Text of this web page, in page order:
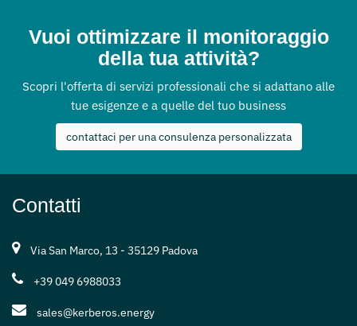
Vuoi ottimizzare il monitoraggio
della tua attività?
Scopri l'offerta di servizi professionali che si adattano alle
tue esigenze e a quelle del tuo business
contattaci per una consulenza personalizzata
Contatti
Via San Marco, 13 - 35129 Padova
+39 049 6988033
sales@kerberos.energy